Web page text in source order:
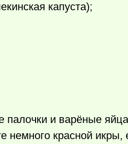
капуста);
палочки и варёные
немного красной икры,